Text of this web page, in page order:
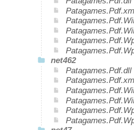
net462
Patagames.Pdf.dll